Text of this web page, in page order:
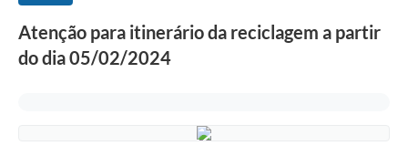
Atenção para itinerário da reciclagem a partir
do dia 05/02/2024